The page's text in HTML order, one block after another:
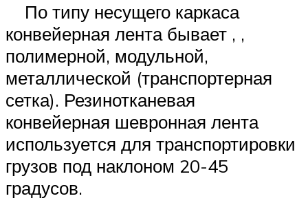
По типу несущего каркаса
конвейерная лента бывает , ,
полимерной, модульной,
металлической (транспортерная
сетка). Резинотканевая
конвейерная шевронная лента
используется для транспортировки
грузов под наклоном 20-45
градусов.